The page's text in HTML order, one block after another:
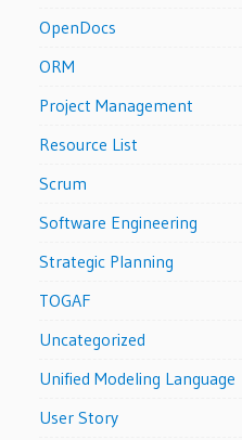
OpenDocs
ORM
Project Management
Resource List
Scrum
Software Engineering
Strategic Planning
TOGAF
Uncategorized
Unified Modeling Language
User Story